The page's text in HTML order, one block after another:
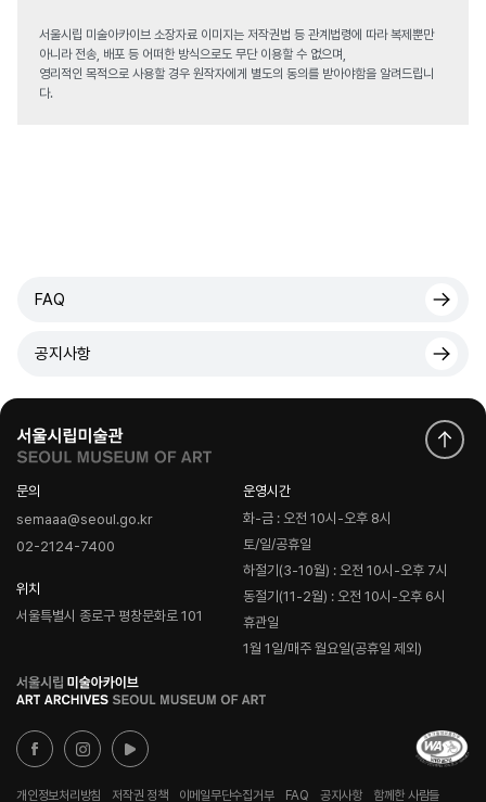
서울시립 미술아카이브 소장자료 이미지는 저작권법 등 관계법령에 따라 복제뿐만
아니라 전송, 배포 등 어떠한 방식으로도 무단 이용할 수 없으며,
영리적인 목적으로 사용할 경우 원작자에게 별도의 동의를 받아야함을 알려드립니
다.
FAQ
공지사항
문의
semaaa@seoul.go.kr
02-2124-7400
위치
서울특별시 종로구 평창문화로 101
운영시간
화-금 : 오전 10시-오후 8시
토/일/공휴일
하절기(3-10월) : 오전 10시-오후 7시
동절기(11-2월) : 오전 10시-오후 6시
휴관일
1월 1일/매주 월요일(공휴일 제외)
로
고
개인정보처리방침 저작권 정책 이메일무단수집거부 FAQ 공지사항 함께한 사람들